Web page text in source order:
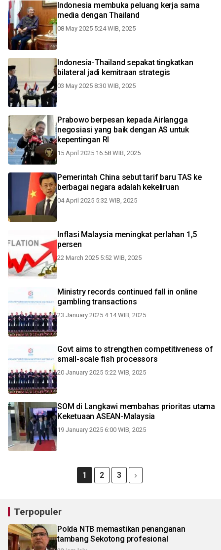
Indonesia membuka peluang kerja sama
media dengan Thailand
08 May 2025 5:24 WIB, 2025
Indonesia-Thailand sepakat tingkatkan
bilateral jadi kemitraan strategis
03 May 2025 8:30 WIB, 2025
Prabowo berpesan kepada Airlangga
negosiasi yang baik dengan AS untuk
kepentingan RI
15 April 2025 16:58 WIB, 2025
Pemerintah China sebut tarif baru TAS ke
berbagai negara adalah kekeliruan
04 April 2025 5:32 WIB, 2025
Inflasi Malaysia meningkat perlahan 1,5
persen
22 March 2025 5:52 WIB, 2025
Ministry records continued fall in online
gambling transactions
23 January 2025 4:14 WIB, 2025
Govt aims to strengthen competitiveness of
small-scale fish processors
20 January 2025 5:22 WIB, 2025
SOM di Langkawi membahas prioritas utama
Keketuaan ASEAN-Malaysia
19 January 2025 6:00 WIB, 2025
1 2 3
Terpopuler
Polda NTB memastikan penanganan
tambang Sekotong profesional